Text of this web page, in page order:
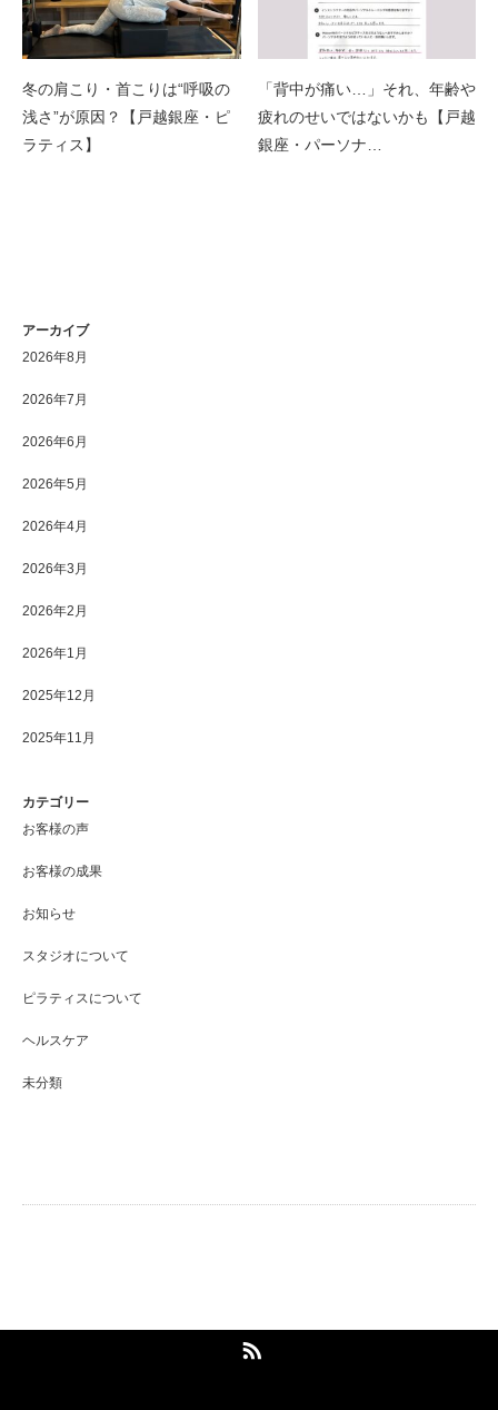
冬の肩こり・首こりは“呼吸の
浅さ”が原因？【戸越銀座・ピ
ラティス】
「背中が痛い…」それ、年齢や
疲れのせいではないかも【戸越
銀座・パーソナ…
アーカイブ
2026年8月
2026年7月
2026年6月
2026年5月
2026年4月
2026年3月
2026年2月
2026年1月
2025年12月
2025年11月
カテゴリー
お客様の声
お客様の成果
お知らせ
スタジオについて
ピラティスについて
ヘルスケア
未分類